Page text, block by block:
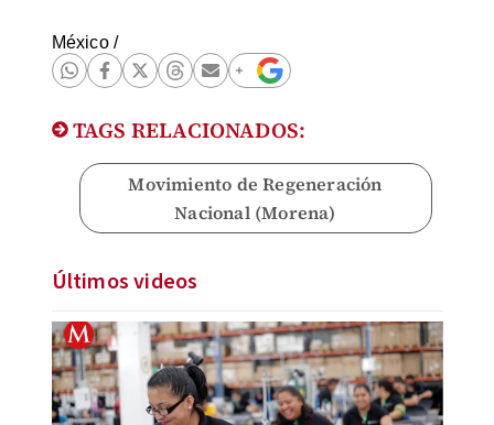
México/
TAGS RELACIONADOS:
Movimiento de Regeneración
Nacional (Morena)
Últimos videos